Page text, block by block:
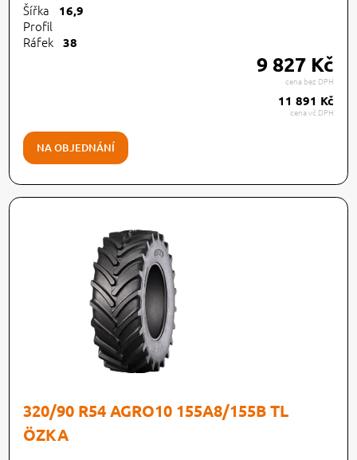
Šířka 16,9
Profil
Ráfek 38
9 827 Kč
cena bez DPH
11 891 Kč
cena vč.DPH
NA OBJEDNÁNÍ
320/90 R54 AGRO10 155A8/155B TL
ÖZKA